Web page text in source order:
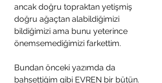
ancak doğru topraktan yetişmiş
doğru ağaçtan alabildiğimizi
bildiğimizi ama bunu yeterince
önemsemediğimizi farkettim.
Bundan önceki yazımda da
bahsettiğim gibi EVREN bir bütün.